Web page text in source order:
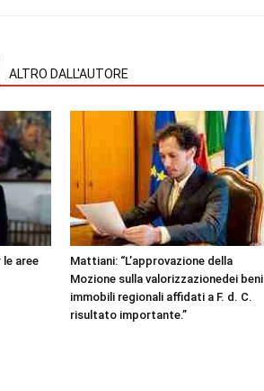
ALTRO DALL'AUTORE
le aree
Mattiani: “L’approvazione della
Mozione sulla valorizzazionedei beni
immobili regionali affidati a F. d. C.
risultato importante.”